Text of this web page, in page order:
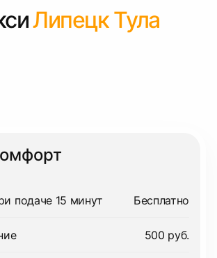
Липецк Тула
подаче 15 минут Бесплатно
500 руб.